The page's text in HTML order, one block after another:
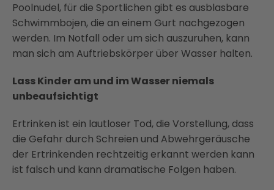
Poolnudel, für die Sportlichen gibt es ausblasbare
Schwimmbojen, die an einem Gurt nachgezogen
werden. Im Notfall oder um sich auszuruhen, kann
man sich am Auftriebskörper über Wasser halten.
Lass Kinder am und im Wasser niemals
unbeaufsichtigt
Ertrinken ist ein lautloser Tod, die Vorstellung, dass
die Gefahr durch Schreien und Abwehrgeräusche
der Ertrinkenden rechtzeitig erkannt werden kann
ist falsch und kann dramatische Folgen haben.